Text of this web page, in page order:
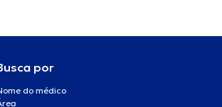
por
do médico